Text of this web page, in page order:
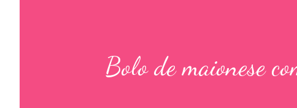
Bolo de maionese